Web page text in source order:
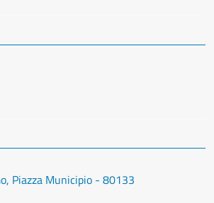
Piazza Municipio - 80133